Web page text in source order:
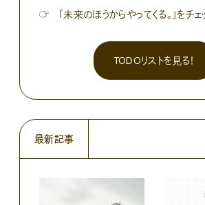
☞
「未来のほうからやってくる。」をチェ
TODOリストを見る！
最新記事